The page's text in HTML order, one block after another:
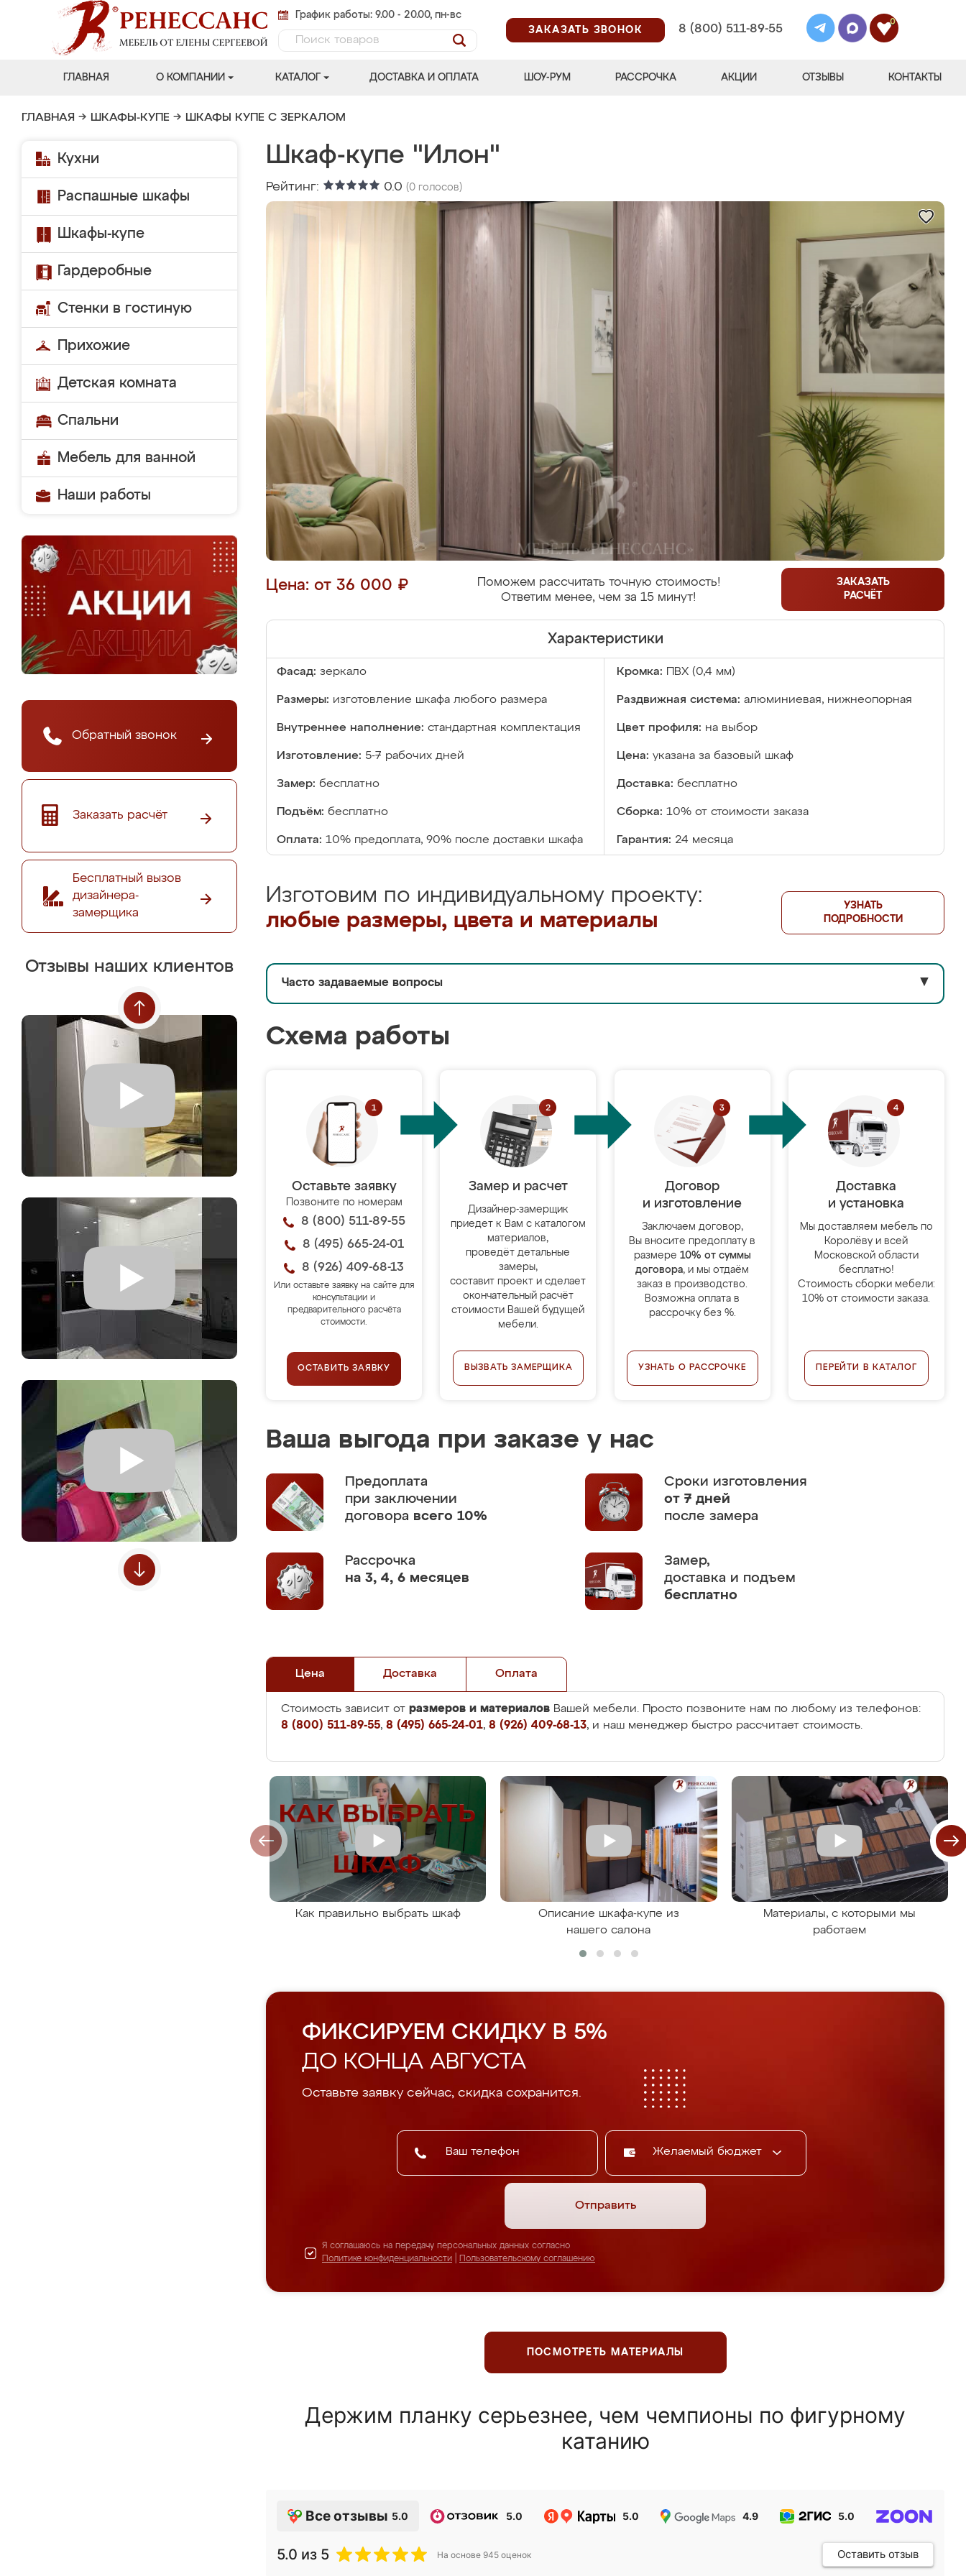
График работы: 9.00 - 20.00, пн-вс
ЗАКАЗАТЬ ЗВОНОК
8 (800) 511-89-55
0
ГЛАВНАЯ О КОМПАНИИ КАТАЛОГ ДОСТАВКА И ОПЛАТА ШОУ-РУМ РАССРОЧКА АКЦИИ ОТЗЫВЫ КОНТАКТЫ
ГЛАВНАЯ → ШКАФЫ-КУПЕ → ШКАФЫ КУПЕ С ЗЕРКАЛОМ
Кухни
Распашные шкафы
Шкафы-купе
Гардеробные
Стенки в гостиную
Прихожие
Детская комната
Спальни
Мебель для ванной
Наши работы
Обратный звонок
Заказать расчёт
Бесплатный вызов
дизайнера-
замерщика
Отзывы наших клиентов
Шкаф-купе "Илон"
Рейтинг: 0.0 (0 голосов)
Цена: от 36 000 ₽
Поможем рассчитать точную стоимость!
Ответим менее, чем за 15 минут!
ЗАКАЗАТЬ
РАСЧЁТ
Характеристики
Фасад: зеркало Кромка: ПВХ (0,4 мм)
Размеры: изготовление шкафа любого размера Раздвижная система: алюминиевая, нижнеопорная
Внутреннее наполнение: стандартная комплектация Цвет профиля: на выбор
Изготовление: 5-7 рабочих дней Цена: указана за базовый шкаф
Замер: бесплатно Доставка: бесплатно
Подъём: бесплатно Сборка: 10% от стоимости заказа
Оплата: 10% предоплата, 90% после доставки шкафа Гарантия: 24 месяца
Изготовим по индивидуальному проекту:
любые размеры, цвета и материалы
УЗНАТЬ
ПОДРОБНОСТИ
Часто задаваемые вопросы ▼
Схема работы
Оставьте заявку
Позвоните по номерам
8 (800) 511-89-55
8 (495) 665-24-01
8 (926) 409-68-13
Или оставьте заявку на сайте для
консультации и
предварительного расчёта
стоимости.
ОСТАВИТЬ ЗАЯВКУ
Замер и расчет
Дизайнер-замерщик
приедет к Вам с каталогом
материалов,
проведёт детальные
замеры,
составит проект и сделает
окончательный расчёт
стоимости Вашей будущей
мебели.
ВЫЗВАТЬ ЗАМЕРЩИКА
Договор
и изготовление
Заключаем договор,
Вы вносите предоплату в
размере 10% от суммы
договора, и мы отдаём
заказ в производство.
Возможна оплата в
рассрочку без %.
УЗНАТЬ О РАССРОЧКЕ
Доставка
и установка
Мы доставляем мебель по
Королёву и всей
Московской области
бесплатно!
Стоимость сборки мебели:
10% от стоимости заказа.
ПЕРЕЙТИ В КАТАЛОГ
Ваша выгода при заказе у нас
Предоплата
при заключении
договора всего 10%
Сроки изготовления
от 7 дней
после замера
Рассрочка
на 3, 4, 6 месяцев
Замер,
доставка и подъем
бесплатно
Цена Доставка Оплата
Стоимость зависит от размеров и материалов Вашей мебели. Просто позвоните нам по любому из телефонов:
8 (800) 511-89-55, 8 (495) 665-24-01, 8 (926) 409-68-13, и наш менеджер быстро рассчитает стоимость.
Как правильно выбрать шкаф
Описание шкафа-купе из
нашего салона
Материалы, с которыми мы
работаем
ФИКСИРУЕМ СКИДКУ В 5%
ДО КОНЦА АВГУСТА
Оставьте заявку сейчас, скидка сохранится.
Желаемый бюджет
Отправить
Я соглашаюсь на передачу персональных данных согласно
Политике конфиденциальности
Пользовательскому соглашению
ПОСМОТРЕТЬ МАТЕРИАЛЫ
Держим планку серьезнее, чем чемпионы по фигурному
катанию
Все отзывы 5.0 5.0 5.0 4.9 5.0
5.0 из 5 На основе 945 оценок Оставить отзыв